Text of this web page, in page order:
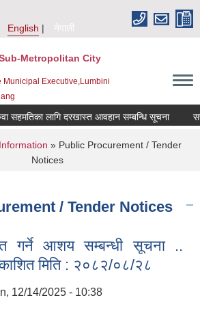
English
नेपाली
Metropolitan City
Municipal Executive,Lumbini
लागि दरखास्त आवहान सम्बन्धि सूचना
» Public Procurement / Tender
Notices
/ Tender Notices
गर्ने आशय सम्बन्धी सूचना ..
मिति : २०८२/०८/२८
12/14/2025 - 10:38